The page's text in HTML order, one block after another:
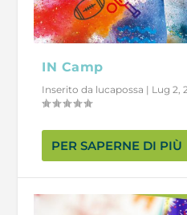
IN Camp
Inserito da lucapossa | Lug 2,
PER SAPERNE DI PIÙ